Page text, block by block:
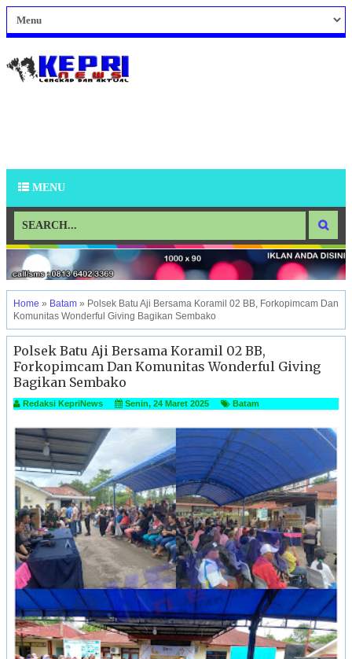
MENU
Home » Batam » Polsek Batu Aji Bersama Koramil 02 BB, Forkopimcam Dan
Komunitas Wonderful Giving Bagikan Sembako
Polsek Batu Aji Bersama Koramil 02 BB,
Forkopimcam Dan Komunitas Wonderful Giving
Bagikan Sembako
Redaksi KepriNews Senin, 24 Maret 2025 Batam